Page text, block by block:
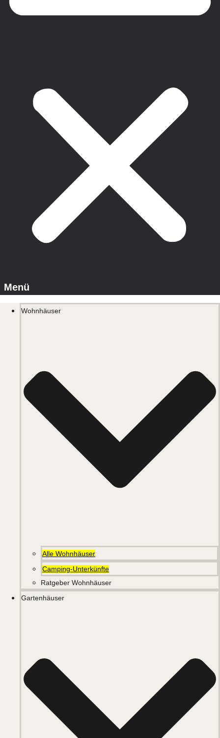
Wohnhäuser
Alle Wohnhäuser
Camping-Unterkünfte
Ratgeber Wohnhäuser
Gartenhäuser